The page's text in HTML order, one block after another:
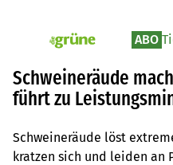
pv_die-grune-online ABO
Schweineräude
führt zu
Schweineräude löst
kratzen sich und leiden an